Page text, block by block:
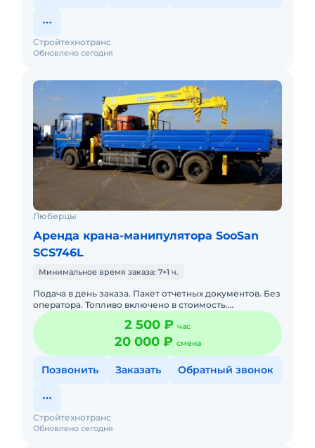
Обновлено сегодня
Стройтехнотранс
Люберцы
Аренда крана-манипулятора SooSan
SCS746L
Минимальное время заказа: 7+1 ч.
Подача в день заказа. Пакет отчетных документов. Без
оператора. Топливо включено в стоимость.
Долгосрочная аренда. Краткосрочная аренда. Техника
с малой наработ
2 500 ₽ час
20 000 ₽ смена
Позвонить Заказать Обратный звонок
Обновлено сегодня
Стройтехнотранс